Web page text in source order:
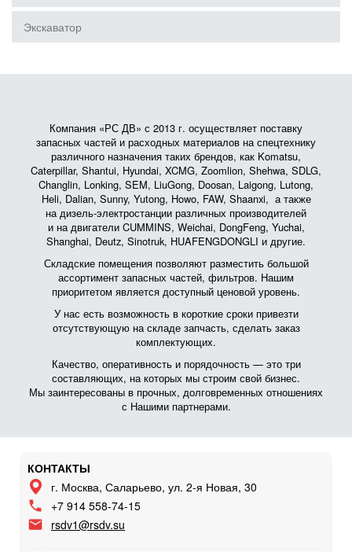
Экскаватор
Компания «РС ДВ» с 2013 г. осуществляет поставку
запасных частей и расходных материалов на спецтехнику
различного назначения таких брендов, как Komatsu,
Caterpillar, Shantui, Hyundai, XCMG, Zoomlion, Shehwa, SDLG,
Changlin, Lonking, SEM, LiuGong, Doosan, Laigong, Lutong,
Heli, Dalian, Sunny, Yutong, Howo, FAW, Shaanxi, а также
на дизель-электростанции различных производителей
и на двигатели CUMMINS, Weichai, DongFeng, Yuchai,
Shanghai, Deutz, Sinotruk, HUAFENGDONGLI и другие.
Складские помещения позволяют разместить большой
ассортимент запасных частей, фильтров. Нашим
приоритетом является доступный ценовой уровень.
У нас есть возможность в короткие сроки привезти
отсутствующую на складе запчасть, сделать заказ
комплектующих.
Качество, оперативность и порядочность — это три
составляющих, на которых мы строим свой бизнес.
Мы заинтересованы в прочных, долговременных отношениях
с Нашими партнерами.
КОНТАКТЫ
г. Москва, Саларьево, ул. 2-я Новая, 30
+7 914 558-74-15
rsdv1@rsdv.su